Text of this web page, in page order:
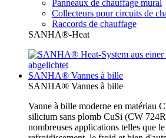
Panneaux de chauffage mural
Collecteurs pour circuits de
Raccords de chauffage
SANHA®-Heat
SANHA® Vannes à bille
SANHA® Vannes à bille
Vanne à bille moderne en matériau
silicium sans plomb CuSi (CW
nombreuses applications telles que